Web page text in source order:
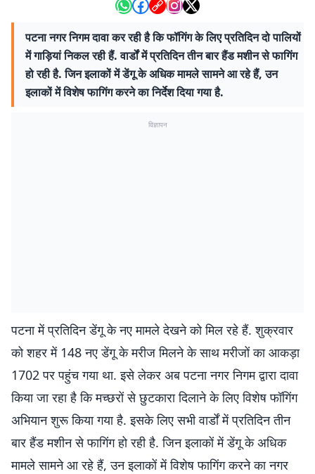
पटना नगर निगम दावा कर रही है कि फॉगिंग के लिए प्रतिदिन दो पालियों
में गाड़ियां निकल रही हैं. वार्डों में प्रतिदिन तीन बार हैंड मशीन से फागिंग
हो रही है. जिन इलाकों में डेंगू के अधिक मामले सामने आ रहे हैं, उन
इलाकों में विशेष फागिंग करने का निर्देश दिया गया है.
विज्ञापन
पटना में प्रतिदिन डेंगू के नए मामले देखने को मिल रहे हैं. शुक्रवार
को शहर में 148 नए डेंगू के मरीज मिलने के साथ मरीजों का आकड़ा
1702 पर पहुंच गया था. इसे लेकर अब पटना नगर निगम द्वारा दावा
किया जा रहा है कि मच्छरों से छुटकारा दिलाने के लिए विशेष फॉगिंग
अभियान शुरू किया गया है. इसके लिए सभी वार्डों में प्रतिदिन तीन
बार हैंड मशीन से फागिंग हो रही है. जिन इलाकों में डेंगू के अधिक
मामले सामने आ रहे हैं, उन इलाकों में विशेष फागिंग करने का नगर